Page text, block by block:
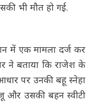
भी मौत हो गई.
में एक मामला दर्ज कर
ने बताया कि राजेश के
पर उनकी बहू स्नेहा
और उसकी बहन स्वीटी